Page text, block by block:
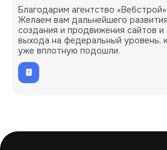
Благодарим агентство
Желаем вам дальнейшего
создания и продвижения сайтов и
выхода на федеральный уровень,
уже вплотную подошли.